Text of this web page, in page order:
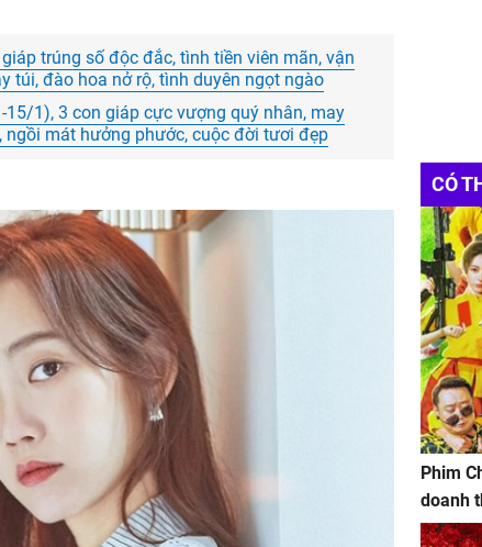
trúng số độc đắc, tình tiền viên mãn, vận
túi, đào hoa nở rộ, tình duyên ngọt ngào
1), 3 con giáp cực vượng quý nhân, may
ngồi mát hưởng phước, cuộc đời tươi đẹp
CÓ
Phim
doanh